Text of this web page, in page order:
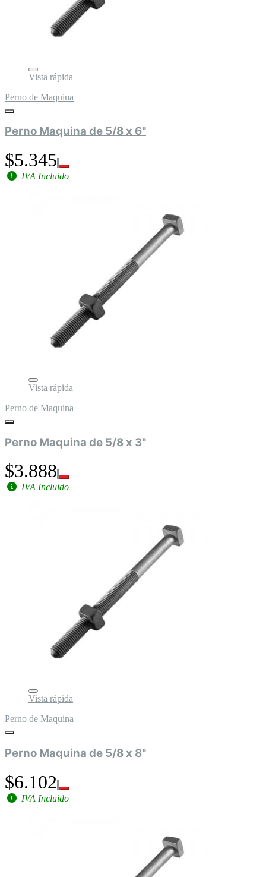
Vista rápida
Perno de Maquina
Perno Maquina de 5/8 x 6"
$5.345
IVA Incluido
Vista rápida
Perno de Maquina
Perno Maquina de 5/8 x 3"
$3.888
IVA Incluido
Vista rápida
Perno de Maquina
Perno Maquina de 5/8 x 8"
$6.102
IVA Incluido